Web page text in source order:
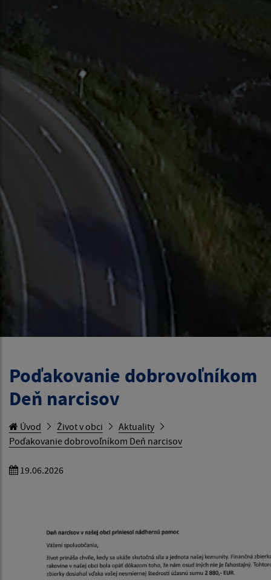
Poďakovanie dobrovoľníkom
Deň narcisov
Úvod Život v obci
Aktuality
Poďakovanie dobrovoľníkom Deň narcisov
19.06.2026